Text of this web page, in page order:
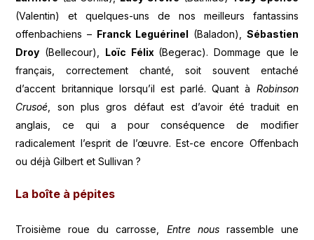
(Valentin) et quelques-uns de nos meilleurs fantassins
offenbachiens – Franck Leguérinel (Baladon), Sébastien
Droy (Bellecour), Loïc Félix (Begerac). Dommage que le
français, correctement chanté, soit souvent entaché
d’accent britannique lorsqu’il est parlé. Quant à Robinson
Crusoé , son plus gros défaut est d’avoir été traduit en
anglais, ce qui a pour conséquence de modifier
radicalement l’esprit de l’œuvre. Est-ce encore Offenbach
ou déjà Gilbert et Sullivan ?
La boîte à pépites
Troisième roue du carrosse, Entre nousrassemble une